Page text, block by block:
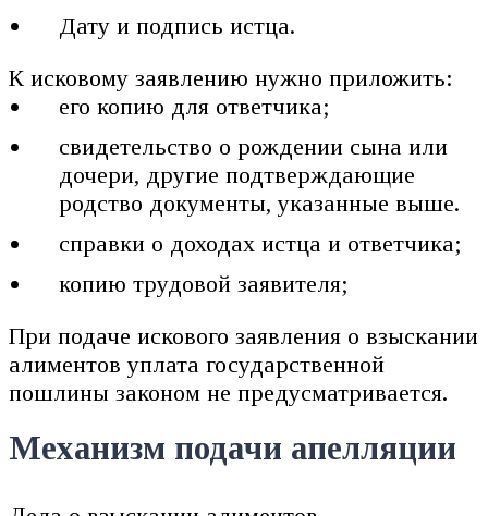
Дату и подпись истца.
К исковому заявлению нужно приложить:
его копию для ответчика;
свидетельство о рождении сына или
дочери, другие подтверждающие
родство документы, указанные выше.
справки о доходах истца и ответчика;
копию трудовой заявителя;
При подаче искового заявления о взыскании
алиментов уплата государственной
пошлины законом не предусматривается.
Механизм подачи апелляции